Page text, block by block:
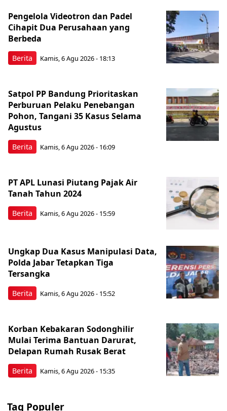
Berita
Pengelola Videotron dan Padel
Cihapit Dua Perusahaan yang
Berbeda
Kamis, 6 Agu 2026 - 18:13
Berita
Satpol PP Bandung Prioritaskan
Perburuan Pelaku Penebangan
Pohon, Tangani 35 Kasus Selama
Agustus
Kamis, 6 Agu 2026 - 16:09
Berita
PT APL Lunasi Piutang Pajak Air
Tanah Tahun 2024
Kamis, 6 Agu 2026 - 15:59
Berita
Ungkap Dua Kasus Manipulasi Data,
Polda Jabar Tetapkan Tiga
Tersangka
Kamis, 6 Agu 2026 - 15:52
Berita
Korban Kebakaran Sodonghilir
Mulai Terima Bantuan Darurat,
Delapan Rumah Rusak Berat
Kamis, 6 Agu 2026 - 15:35
Tag Populer